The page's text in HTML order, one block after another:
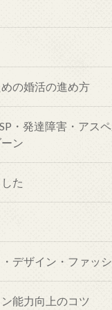
の婚活の進め方
・発達障害・アスペ
ン
た
デザイン・ファッ
能力向上のコツ